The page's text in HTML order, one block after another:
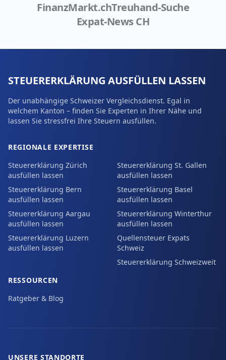
FinanzMarkt.chTreuhand-Suche
Expat-News CH
STEUERERKLÄRUNG AUSFÜLLEN LASSEN
Der unabhängige Schweizer Vergleichsdienst. Egal in
welchem Kanton – finden Sie Experten in Ihrer Nähe und
lassen Sie stressfrei Ihre Steuern ausfüllen.
REGIONALE EXPERTISE
Steuererklärung Zürich
ausfüllen lassen
Steuererklärung Bern
ausfüllen lassen
Steuererklärung Aargau
ausfüllen lassen
Steuererklärung Luzern
ausfüllen lassen
Steuererklärung St. Gallen
ausfüllen lassen
Steuererklärung Basel
ausfüllen lassen
Steuererklärung Winterthur
ausfüllen lassen
Quellensteuer Expats
Schweiz
Steuererklärung Schweizweit
RESSOURCEN
Ratgeber & Blog
UNSERE STANDORTE